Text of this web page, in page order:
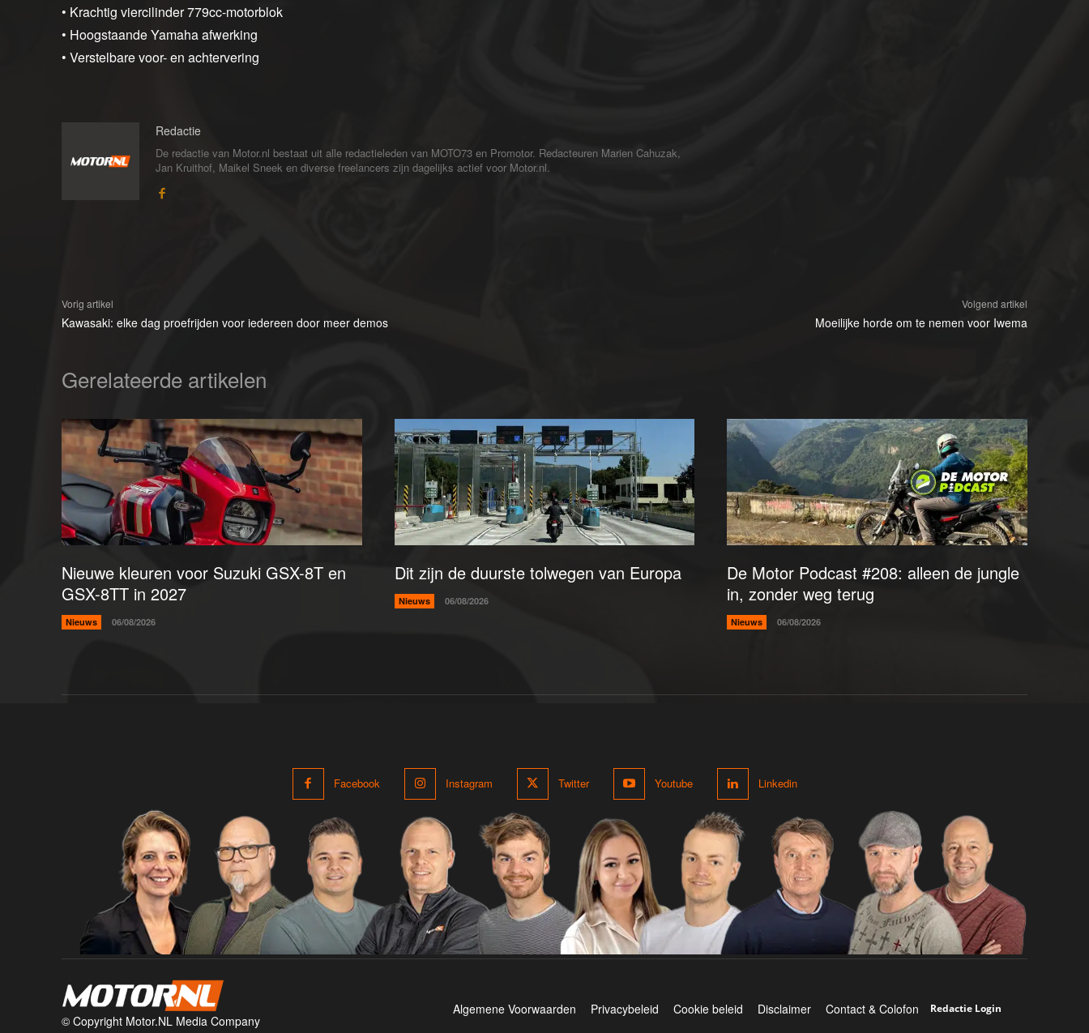
• Krachtig viercilinder 779cc-motorblok
• Hoogstaande Yamaha afwerking
• Verstelbare voor- en achtervering
Redactie
De redactie van Motor.nl bestaat uit alle redactieleden van MOTO73 en Promotor. Redacteuren Marien Cahuzak,
Jan Kruithof, Maikel Sneek en diverse freelancers zijn dagelijks actief voor Motor.nl.
Vorig artikel
Kawasaki: elke dag proefrijden voor iedereen door meer demos
Volgend artikel
Moeilijke horde om te nemen voor Iwema
Gerelateerde artikelen
Nieuwe kleuren voor Suzuki GSX-8T en
GSX-8TT in 2027
Nieuws 06/08/2026
Dit zijn de duurste tolwegen van Europa
Nieuws 06/08/2026
De Motor Podcast #208: alleen de jungle
in, zonder weg terug
Nieuws 06/08/2026
Facebook Instagram Twitter Youtube Linkedin
© Copyright Motor.NL Media Company
Algemene Voorwaarden Privacybeleid Cookie beleid Disclaimer Contact & Colofon Redactie Login